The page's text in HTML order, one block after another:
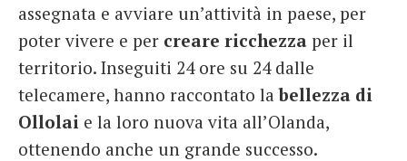
assegnata e avviare un’attività in paese, per
poter vivere e per creare ricchezza per il
territorio. Inseguiti 24 ore su 24 dalle
telecamere, hanno raccontato labellezza di
Ollolai e la loro nuova vita all’Olanda,
ottenendo anche un grande successo.